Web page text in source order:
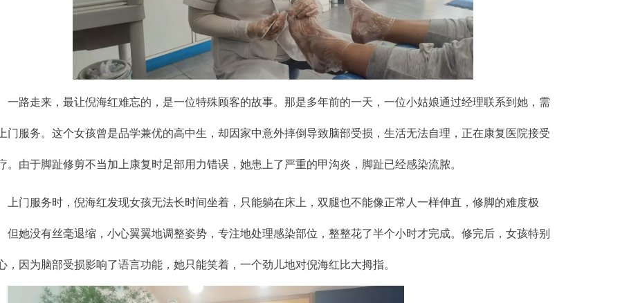
一路走来，最让倪海红难忘的，是一位特殊顾客的故事。那是多年前的一天，一位小姑娘通过经理联系到她，需
门服务。这个女孩曾是品学兼优的高中生，却因家中意外摔倒导致脑部受损，生活无法自理，正在康复医院接受
。由于脚趾修剪不当加上康复时足部用力错误，她患上了严重的甲沟炎，脚趾已经感染流脓。
上门服务时，倪海红发现女孩无法长时间坐着，只能躺在床上，双腿也不能像正常人一样伸直，修脚的难度极
但她没有丝毫退缩，小心翼翼地调整姿势，专注地处理感染部位，整整花了半个小时才完成。修完后，女孩特别
，因为脑部受损影响了语言功能，她只能笑着，一个劲儿地对倪海红比大拇指。